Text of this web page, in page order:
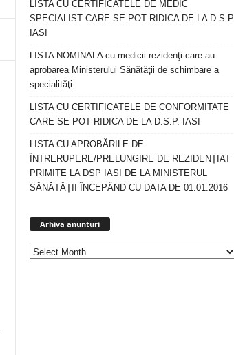
LISTA CU CERTIFICATELE DE MEDIC
SPECIALIST CARE SE POT RIDICA DE LA D.S.P.
IASI
LISTA NOMINALA cu medicii rezidenţi care au
aprobarea Ministerului Sănătăţii de schimbare a
specialităţi
LISTA CU CERTIFICATELE DE CONFORMITATE
CARE SE POT RIDICA DE LA D.S.P. IASI
LISTA CU APROBĂRILE DE
ÎNTRERUPERE/PRELUNGIRE DE REZIDENȚIAT
PRIMITE LA DSP IAȘI DE LA MINISTERUL
SĂNĂTĂȚII ÎNCEPÂND CU DATA DE 01.01.2016
Arhiva anunturi